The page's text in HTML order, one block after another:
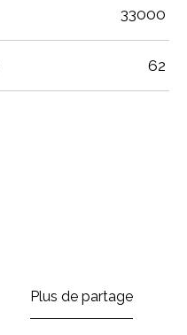
33000
62
Plus de partage